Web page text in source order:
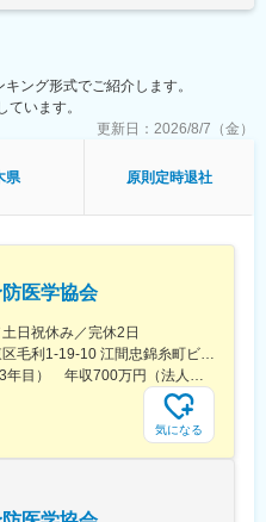
中部、東北、海外在住の方もいま
は大阪・東京等へ出張（宿泊も伴
。（海外出張はほとんどありませ
発揮できるよう働きやすい環境作
環境・福利厚生が整っています。
たは外資系製薬会社がほとんどで
の業界知識とマーケット感をアッ
京・大阪）の近くにお住まいで
、例えばお子様がおられる方の
合わせて業務時間を調整できま
中部、東北、海外在住の方もいま
ング形式でご紹介します。
います。
更新日： 2026/8/7（金）
県 原則定時退社
医学協会
日祝休み／完休2日
気になる